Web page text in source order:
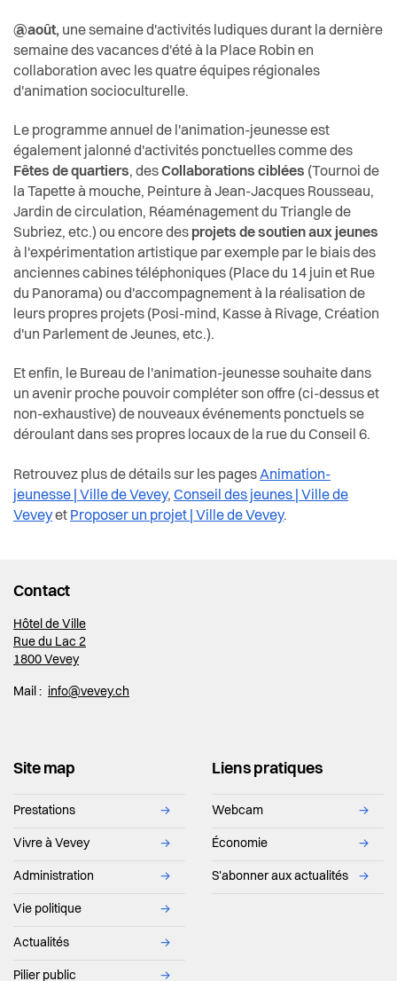
@août, une semaine d'activités ludiques durant la dernière
semaine des vacances d'été à la Place Robin en
collaboration avec les quatre équipes régionales
d'animation socioculturelle.
Le programme annuel de l'animation-jeunesse est
également jalonné d'activités ponctuelles comme des
Fêtes de quartiers, desCollaborations ciblées (Tournoi de
la Tapette à mouche, Peinture à Jean-Jacques Rousseau,
Jardin de circulation, Réaménagement du Triangle de
Subriez, etc.) ou encore des projets de soutien aux jeunes
à l'expérimentation artistique par exemple par le biais des
anciennes cabines téléphoniques (Place du 14 juin et Rue
du Panorama) ou d'accompagnement à la réalisation de
leurs propres projets (Posi-mind, Kasse à Rivage, Création
d'un Parlement de Jeunes, etc.).
Et enfin, le Bureau de l'animation-jeunesse souhaite dans
un avenir proche pouvoir compléter son offre (ci-dessus et
non-exhaustive) de nouveaux événements ponctuels se
déroulant dans ses propres locaux de la rue du Conseil 6.
Retrouvez plus de détails sur les pagesAnimation-
jeunesse | Ville de Vevey, Conseil des jeunes | Ville de
Veveyet Proposer un projet | Ville de Vevey.
Contact
Hôtel de Ville
Rue du Lac 2
1800 Vevey
Mail : info@vevey.ch
Site map
Prestations →
Vivre à Vevey →
Administration →
Vie politique →
Actualités →
Pilier public →
Liens pratiques
Webcam →
Économie →
S'abonner aux actualités →